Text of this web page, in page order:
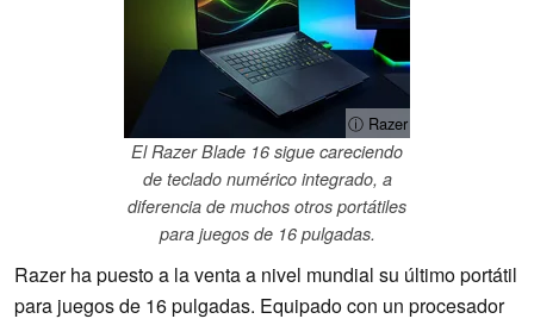
ⓘ Razer
El Razer Blade 16 sigue careciendo
de teclado numérico integrado, a
diferencia de muchos otros portátiles
para juegos de 16 pulgadas.
Razer ha puesto a la venta a nivel mundial su último portátil
para juegos de 16 pulgadas. Equipado con un procesador